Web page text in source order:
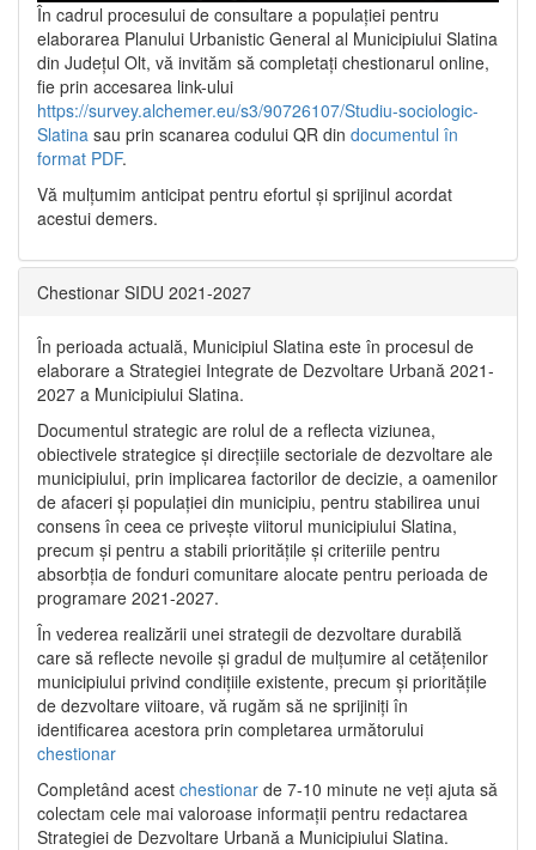
În cadrul procesului de consultare a populaţiei pentru
elaborarea Planului Urbanistic General al Municipiului Slatina
din Județul Olt, vă invităm să completați chestionarul online,
fie prin accesarea link-ului
https://survey.alchemer.eu/s3/90726107/Studiu-sociologic-
Slatina sau prin scanarea codului QR din documentul în
format PDF.
Vă mulţumim anticipat pentru efortul şi sprijinul acordat
acestui demers.
Chestionar SIDU 2021-2027
În perioada actuală, Municipiul Slatina este în procesul de
elaborare a Strategiei Integrate de Dezvoltare Urbană 2021‐
2027 a Municipiului Slatina.
Documentul strategic are rolul de a reflecta viziunea,
obiectivele strategice și direcțiile sectoriale de dezvoltare ale
municipiului, prin implicarea factorilor de decizie, a oamenilor
de afaceri și populației din municipiu, pentru stabilirea unui
consens în ceea ce privește viitorul municipiului Slatina,
precum și pentru a stabili prioritățile și criteriile pentru
absorbția de fonduri comunitare alocate pentru perioada de
programare 2021-2027.
În vederea realizării unei strategii de dezvoltare durabilă
care să reflecte nevoile și gradul de mulțumire al cetățenilor
municipiului privind condițiile existente, precum și prioritățile
de dezvoltare viitoare, vă rugăm să ne sprijiniți în
identificarea acestora prin completarea următorului
chestionar
Completând acest chestionar de 7-10 minute ne veți ajuta să
colectam cele mai valoroase informații pentru redactarea
Strategiei de Dezvoltare Urbană a Municipiului Slatina.